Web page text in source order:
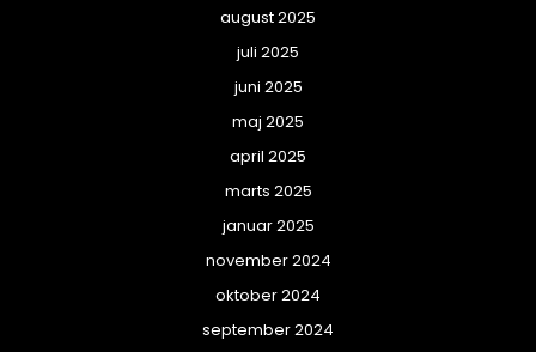
august 2025
juli 2025
juni 2025
maj 2025
april 2025
marts 2025
januar 2025
november 2024
oktober 2024
september 2024